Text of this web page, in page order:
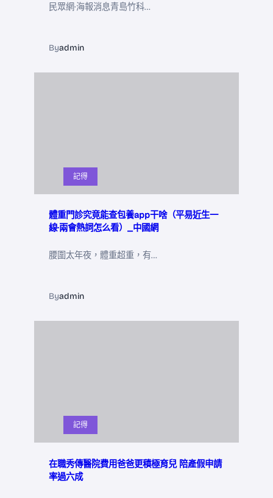
民眾網·海報消息青島竹科…
Byadmin
記得
體重門診究竟能查包養app干啥（平易近生一
線·兩會熱詞怎么看）_中國網
腰圍太年夜，體重超重，有…
Byadmin
記得
在職秀傳醫院費用爸爸更積極育兒 陪產假申請
率過六成